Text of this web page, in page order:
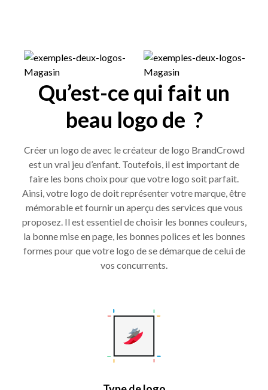
Qu’est-ce qui fait un
beau logo de ?
Créer un logo de avec le créateur de logo BrandCrowd
est un vrai jeu d’enfant. Toutefois, il est important de
faire les bons choix pour que votre logo soit parfait.
Ainsi, votre logo de doit représenter votre marque, être
mémorable et fournir un aperçu des services que vous
proposez. Il est essentiel de choisir les bonnes couleurs,
la bonne mise en page, les bonnes polices et les bonnes
formes pour que votre logo de se démarque de celui de
vos concurrents.